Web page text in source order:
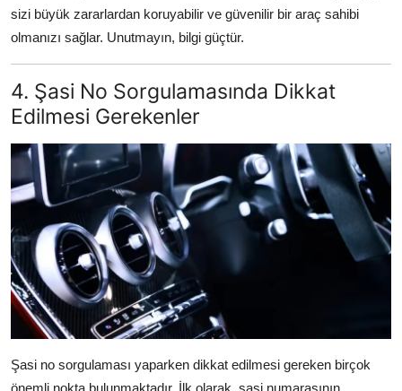
sizi büyük zararlardan koruyabilir ve güvenilir bir araç sahibi
olmanızı sağlar. Unutmayın, bilgi güçtür.
4. Şasi No Sorgulamasında Dikkat
Edilmesi Gerekenler
Şasi no sorgulaması yaparken dikkat edilmesi gereken birçok
önemli nokta bulunmaktadır. İlk olarak, şasi numarasının